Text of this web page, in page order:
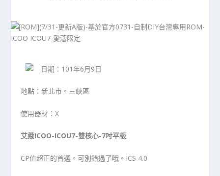
日期：101年6月9日
地點：新北市。三峽區
使用器材：X
艾蔻ICOO-ICOU7-雙核心-7吋平板
CP值超正的首選。可別錯過了哦。ICS 4.0